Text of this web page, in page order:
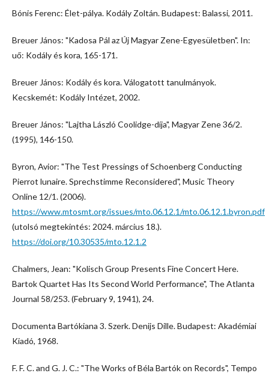
Bónis Ferenc: Élet-pálya. Kodály Zoltán. Budapest: Balassi, 2011.
Breuer János: "Kadosa Pál az Új Magyar Zene-Egyesületben". In:
uő: Kodály és kora, 165-171.
Breuer János: Kodály és kora. Válogatott tanulmányok.
Kecskemét: Kodály Intézet, 2002.
Breuer János: "Lajtha László Coolidge-díja", Magyar Zene 36/2.
(1995), 146-150.
Byron, Avior: "The Test Pressings of Schoenberg Conducting
Pierrot lunaire. Sprechstimme Reconsidered", Music Theory
Online 12/1. (2006).
https://www.mtosmt.org/issues/mto.06.12.1/mto.06.12.1.byron.pdf
(utolsó megtekintés: 2024. március 18.).
https://doi.org/10.30535/mto.12.1.2
Chalmers, Jean: "Kolisch Group Presents Fine Concert Here.
Bartok Quartet Has Its Second World Performance", The Atlanta
Journal 58/253. (February 9, 1941), 24.
Documenta Bartókiana 3. Szerk. Denijs Dille. Budapest: Akadémiai
Kiadó, 1968.
F. F. C. and G. J. C.: "The Works of Béla Bartók on Records", Tempo